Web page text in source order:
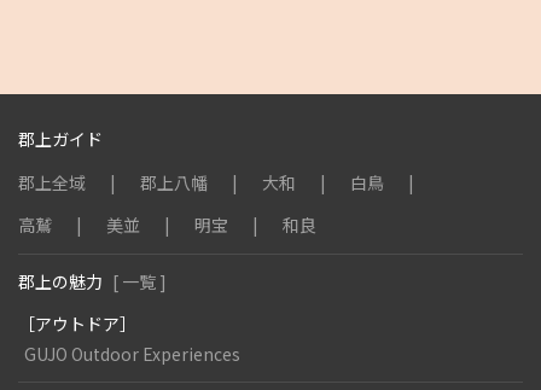
郡上ガイド
郡上全域
郡上八幡 大和
白鳥
高鷲
美並 明宝 和良
郡上の魅力 [ 一覧 ]
［アウトドア］
GUJO Outdoor Experiences